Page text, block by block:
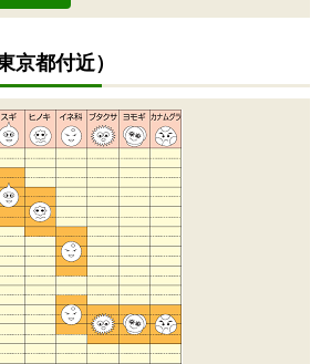
京都付近）